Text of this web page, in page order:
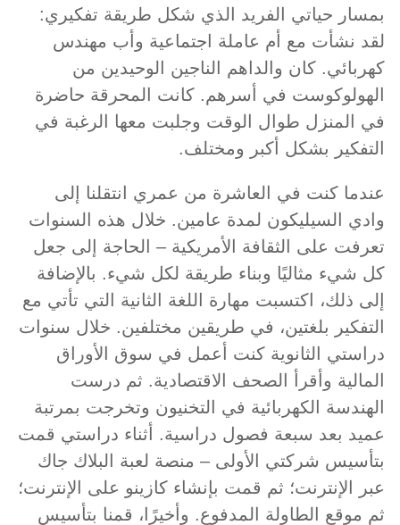
بمسار حياتي الفريد الذي شكل طريقة تفكيري:
لقد نشأت مع أم عاملة اجتماعية وأب مهندس
كهربائي. كان والداهم الناجين الوحيدين من
الهولوكوست في أسرهم. كانت المحرقة حاضرة
في المنزل طوال الوقت وجلبت معها الرغبة في
التفكير بشكل أكبر ومختلف.
عندما كنت في العاشرة من عمري انتقلنا إلى
وادي السيليكون لمدة عامين. خلال هذه السنوات
تعرفت على الثقافة الأمريكية – الحاجة إلى جعل
كل شيء مثاليًا وبناء طريقة لكل شيء. بالإضافة
إلى ذلك، اكتسبت مهارة اللغة الثانية التي تأتي مع
التفكير بلغتين، في طريقين مختلفين. خلال سنوات
دراستي الثانوية كنت أعمل في سوق الأوراق
المالية وأقرأ الصحف الاقتصادية. ثم درست
الهندسة الكهربائية في التخنيون وتخرجت بمرتبة
عميد بعد سبعة فصول دراسية. أثناء دراستي قمت
بتأسيس شركتي الأولى – منصة لعبة البلاك جاك
عبر الإنترنت؛ ثم قمت بإنشاء كازينو على الإنترنت؛
ثم موقع الطاولة المدفوع. وأخيرًا، قمنا بتأسيس